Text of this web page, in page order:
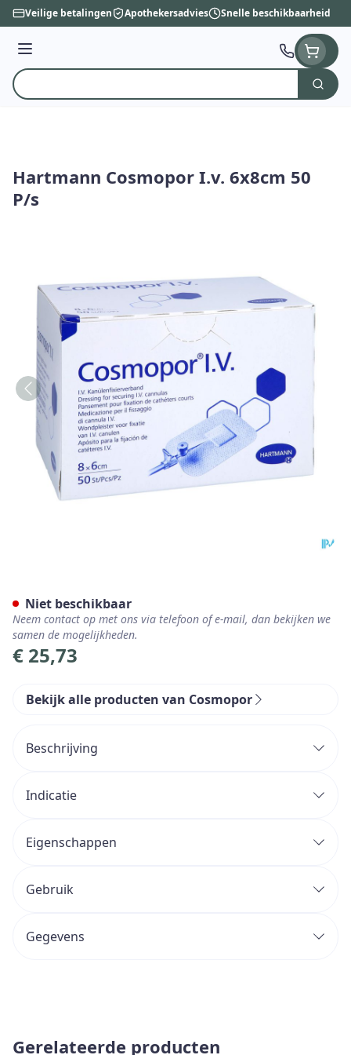
Ga naar de inhoud
Veilige betalingen Apothekersadvies Snelle beschikbaarheid
Menu
Product, merk, categorie...
Zoek
Hartmann Cosmopor I.v. 6x8cm 50
P/s
€ 25,73
Niet beschikbaar
Neem contact op met ons via telefoon of e-mail, dan bekijken we
samen de mogelijkheden.
Bekijk alle producten van Cosmopor
Beschrijving
Indicatie
Eigenschappen
Gebruik
Gegevens
Gerelateerde producten